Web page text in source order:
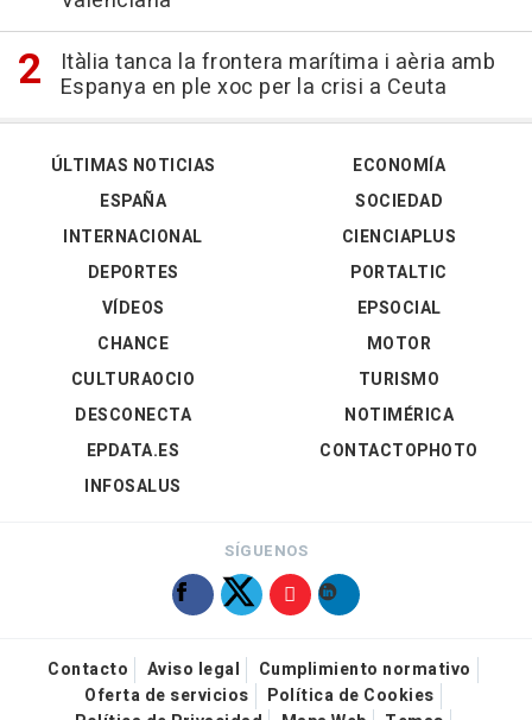
Itàlia tanca la frontera marítima i aèria amb
Espanya en ple xoc per la crisi a Ceuta
ÚLTIMAS NOTICIAS
ESPAÑA
INTERNACIONAL
DEPORTES
VÍDEOS
ECONOMÍA
SOCIEDAD
CIENCIAPLUS
PORTALTIC
EPSOCIAL
CHANCE
CULTURAOCIO
DESCONECTA
EPDATA.ES
INFOSALUS
MOTOR
TURISMO
NOTIMÉRICA
CONTACTOPHOTO
SÍGUENOS
Contacto Aviso legal
Cumplimiento normativo
Oferta de servicios
Política de Cookies